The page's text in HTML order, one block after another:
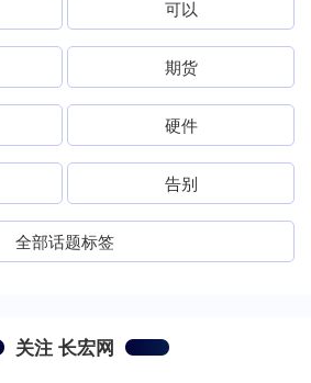
可以
期货
硬件
告别
全部话题标签
关注 长宏网